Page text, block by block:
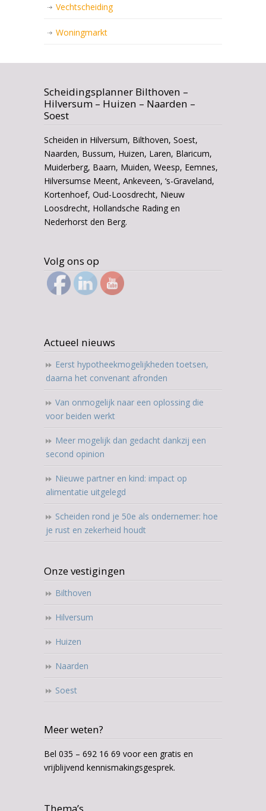
Vechtscheiding
Woningmarkt
Scheidingsplanner Bilthoven –
Hilversum – Huizen – Naarden –
Soest
Scheiden in Hilversum, Bilthoven, Soest,
Naarden, Bussum, Huizen, Laren, Blaricum,
Muiderberg, Baarn, Muiden, Weesp, Eemnes,
Hilversumse Meent, Ankeveen, ‘s-Graveland,
Kortenhoef, Oud-Loosdrecht, Nieuw
Loosdrecht, Hollandsche Rading en
Nederhorst den Berg.
Volg ons op
Actueel nieuws
Eerst hypotheekmogelijkheden toetsen,
daarna het convenant afronden
Van onmogelijk naar een oplossing die
voor beiden werkt
Meer mogelijk dan gedacht dankzij een
second opinion
Nieuwe partner en kind: impact op
alimentatie uitgelegd
Scheiden rond je 50e als ondernemer: hoe
je rust en zekerheid houdt
Onze vestigingen
Bilthoven
Hilversum
Huizen
Naarden
Soest
Meer weten?
Bel 035 – 692 16 69 voor een gratis en
vrijblijvend kennismakingsgesprek.